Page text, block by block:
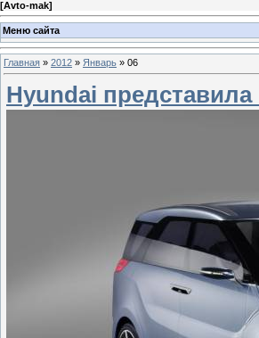
[Avto-mak]
Меню сайта
Главная » 2012 » Январь » 06
Hyundai